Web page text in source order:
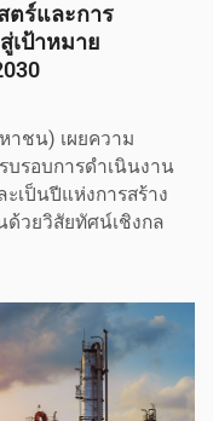
ตร์และการ
เป้าหมาย
าชน) เผยความ
บรอบการดำเนินงาน
เป็นปีแห่งการสร้าง
ด้วยวิสัยทัศน์เชิงกล